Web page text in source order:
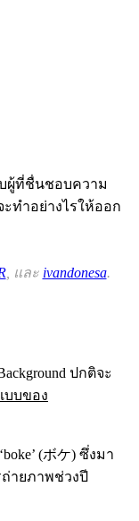
บผู้ที่ชื่นชอบความ
ทำอย่างไรให้ออก
, และ ivandonesa.
ปกติจะ
บบของ
(ボケ) ซึ่งมา
ายภาพช่วงปี